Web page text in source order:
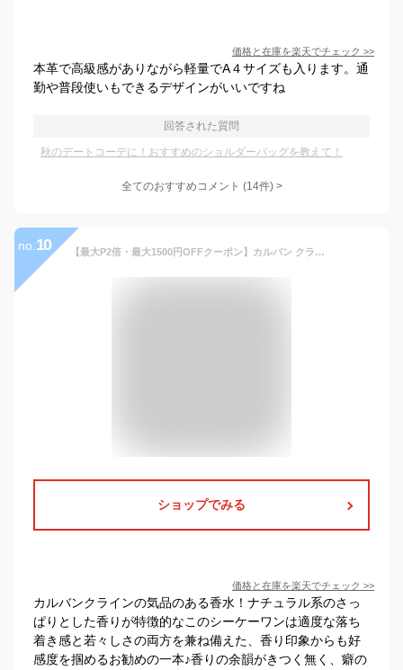
価格と在庫を楽天でチェック >>
本革で高級感がありながら軽量でA４サイズも入ります。通
勤や普段使いもできるデザインがいいですね
回答された質問
秋のデートコーデに！おすすめのショルダーバッグを教えて！
全てのおすすめコメント (14件) >
no. 10 【最大P2倍・最大1500円OFFクーポン】カルバン クライン CALVIN KLEIN シーケーワン CK1 EDT SP 100ml【送料無料】【新旧パッケージ混在】【当日発送_お休み中】【香水 メンズ レディース】【EARTH】【人気 ブランド ギフト 誕生日 プレゼント】
ショップでみる
価格と在庫を楽天でチェック >>
カルバンクラインの気品のある香水！ナチュラル系のさっ
ぱりとした香りが特徴的なこのシーケーワンは適度な落ち
着き感と若々しさの両方を兼ね備えた、香り印象からも好
感度を掴めるお勧めの一本♪香りの余韻がきつく無く、癖の